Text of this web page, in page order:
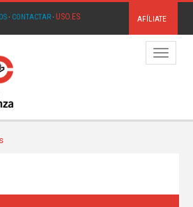
· CONTACTAR· USO.ES AFÍLIATE
Menú